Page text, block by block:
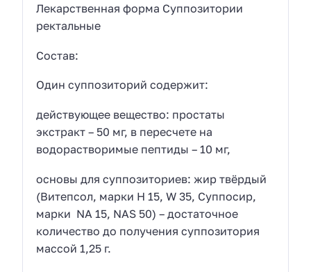
Лекарственная форма Суппозитории
ректальные
Состав:
Один суппозиторий содержит:
действующее вещество: простаты
экстракт – 50 мг, в пересчете на
водорастворимые пептиды – 10 мг,
основы для суппозиториев: жир твёрдый
(Витепсол, марки Н 15, W 35, Суппосир,
марки NA 15, NAS 50) – достаточное
количество до получения суппозитория
массой 1,25 г.